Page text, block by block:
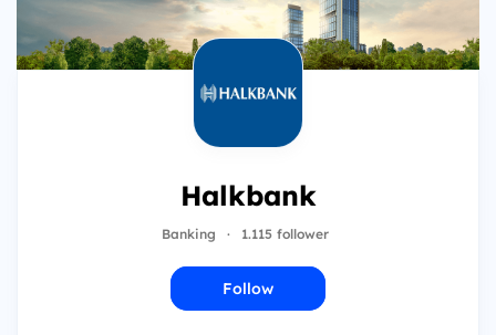
Halkbank
Banking · 1.115 follower
Follow